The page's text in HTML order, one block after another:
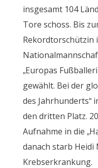
insgesamt 104
Tore schoss. Bis
Rekordtorschützin
„Europas
gewählt. Bei der
des Jahrhunderts“
den dritten Platz.
Aufnahme in die
danach starb
Krebserkrankung.